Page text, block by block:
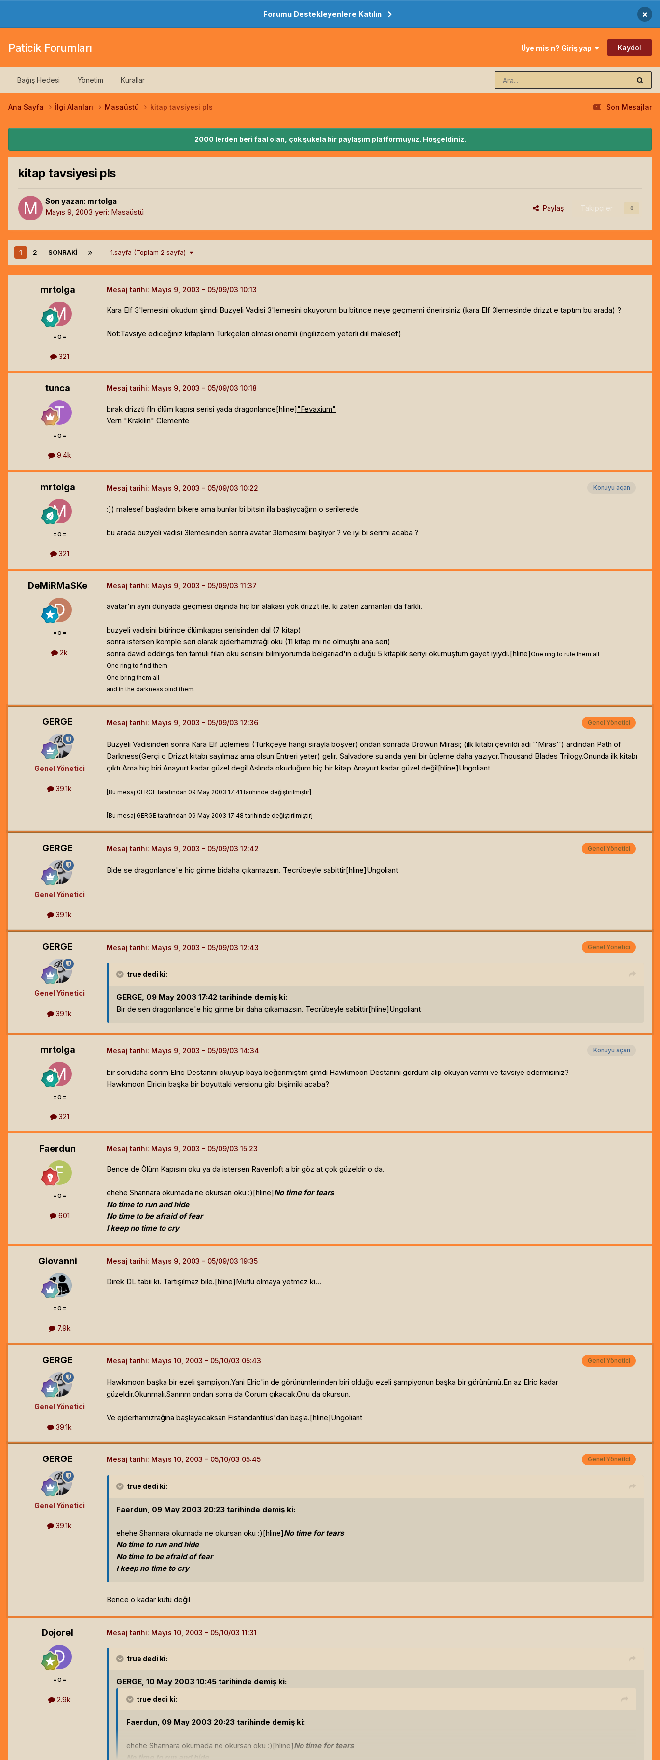
Forumu Destekleyenlere Katılın ×
Paticik Forumları Üye misin? Giriş yap Kaydol
Bağış Hedesi Yönetim Kurallar
Son Mesajlar
Ana Sayfa İlgi Alanları Masaüstü kitap tavsiyesi pls
2000 lerden beri faal olan, çok şukela bir paylaşım platformuyuz. Hoşgeldiniz.
kitap tavsiyesi pls
Son yazan: mrtolga
Mayıs 9, 2003 yeri: Masaüstü Paylaş Takipçiler 0
1 2 SONRAKI 1.sayfa (Toplam 2 sayfa)
mrtolga
=o=
321
Mesaj tarihi: Mayıs 9, 2003
Kara Elf 3'lemesini okudum şimdi Buzyeli Vadisi 3'lemesini okuyorum bu bitince neye geçmemi önerirsiniz (kara Elf 3lemesinde drizzt e taptım bu arada) ?
Not:Tavsiye ediceğiniz kitapların Türkçeleri olması önemli (ingilizcem yeterli diil malesef)
tunca
=o=
9.4k
Mesaj tarihi: Mayıs 9, 2003
bırak drizzti fln ölüm kapısı serisi yada dragonlance[hline]"Fevaxium"
Vern "Krakilin" Clemente
mrtolga
=o=
321
Konuyu açan
Mesaj tarihi: Mayıs 9, 2003
:)) malesef başladım bikere ama bunlar bi bitsin illa başlıycağım o serilerede
bu arada buzyeli vadisi 3lemesinden sonra avatar 3lemesimi başlıyor ? ve iyi bi serimi acaba ?
DeMiRMaSKe
=o=
2k
Mesaj tarihi: Mayıs 9, 2003
avatar'ın aynı dünyada geçmesi dışında hiç bir alakası yok drizzt ile. ki zaten zamanları da farklı.
buzyeli vadisini bitirince ölümkapısı serisinden dal (7 kitap)
sonra istersen komple seri olarak ejderhamızrağı oku (11 kitap mı ne olmuştu ana seri)
sonra david eddings ten tamuli filan oku serisini bilmiyorumda belgariad'ın olduğu 5 kitaplık seriyi okumuştum gayet iyiydi.[hline]One ring to rule them all
One ring to find them
One bring them all
and in the darkness bind them.
GERGE
Genel Yönetici
39.1k
Genel Yönetici
Mesaj tarihi: Mayıs 9, 2003
Buzyeli Vadisinden sonra Kara Elf üçlemesi (Türkçeye hangi sırayla boşver) ondan sonrada Drowun Mirası; (ilk kitabı çevrildi adı ''Miras'') ardından Path of
Darkness(Gerçi o Drizzt kitabı sayılmaz ama olsun.Entreri yeter) gelir. Salvadore su anda yeni bir üçleme daha yazıyor.Thousand Blades Trilogy.Onunda ilk kitabı
çıktı.Ama hiç biri Anayurt kadar güzel degil.Aslında okuduğum hiç bir kitap Anayurt kadar güzel değil[hline]Ungoliant
[Bu mesaj GERGE tarafından 09 May 2003 17:41 tarihinde değiştirilmiştir]
[Bu mesaj GERGE tarafından 09 May 2003 17:48 tarihinde değiştirilmiştir]
GERGE
Genel Yönetici
39.1k
Genel Yönetici
Mesaj tarihi: Mayıs 9, 2003
Bide se dragonlance'e hiç girme bidaha çıkamazsın. Tecrübeyle sabittir[hline]Ungoliant
GERGE
Genel Yönetici
39.1k
Genel Yönetici
Mesaj tarihi: Mayıs 9, 2003
true dedi ki:
GERGE, 09 May 2003 17:42 tarihinde demiş ki:
Bir de sen dragonlance'e hiç girme bir daha çıkamazsın. Tecrübeyle sabittir[hline]Ungoliant
mrtolga
=o=
321
Konuyu açan
Mesaj tarihi: Mayıs 9, 2003
bir sorudaha sorim Elric Destanını okuyup baya beğenmiştim şimdi Hawkmoon Destanını gördüm alıp okuyan varmı ve tavsiye edermisiniz?
Hawkmoon Elricin başka bir boyuttaki versionu gibi bişimiki acaba?
Faerdun
=o=
601
Mesaj tarihi: Mayıs 9, 2003
Bence de Ölüm Kapısını oku ya da istersen Ravenloft a bir göz at çok güzeldir o da.
ehehe Shannara okumada ne okursan oku :)[hline]No time for tears
No time to run and hide
No time to be afraid of fear
I keep no time to cry
Giovanni
=o=
7.9k
Mesaj tarihi: Mayıs 9, 2003
Direk DL tabii ki. Tartışılmaz bile.[hline]Mutlu olmaya yetmez ki...
GERGE
Genel Yönetici
39.1k
Genel Yönetici
Mesaj tarihi: Mayıs 10, 2003
Hawkmoon başka bir ezeli şampiyon.Yani Elric'in de görünümlerinden biri olduğu ezeli şampiyonun başka bir görünümü.En az Elric kadar
güzeldir.Okunmalı.Sanırım ondan sorra da Corum çıkacak.Onu da okursun.
Ve ejderhamızrağına başlayacaksan Fistandantilus'dan başla.[hline]Ungoliant
GERGE
Genel Yönetici
39.1k
Genel Yönetici
Mesaj tarihi: Mayıs 10, 2003
true dedi ki:
Faerdun, 09 May 2003 20:23 tarihinde demiş ki:
ehehe Shannara okumada ne okursan oku :)[hline]No time for tears
No time to run and hide
No time to be afraid of fear
I keep no time to cry
Bence o kadar kütü değil
Dojorel
=o=
2.9k
Mesaj tarihi: Mayıs 10, 2003
true dedi ki:
GERGE, 10 May 2003 10:45 tarihinde demiş ki:
true dedi ki:
Faerdun, 09 May 2003 20:23 tarihinde demiş ki:
ehehe Shannara okumada ne okursan oku :)[hline]No time for tears
No time to run and hide